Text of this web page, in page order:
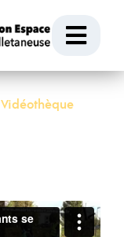
Vidéothèque